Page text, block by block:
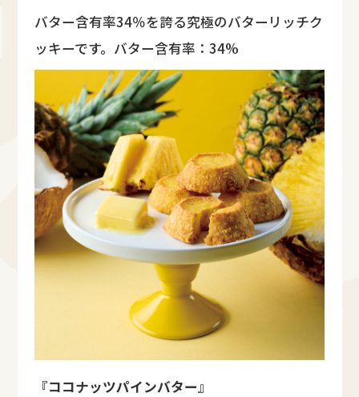
バター含有率34％を誇る究極のバターリッチク
ッキーです。バター含有率：34%
『ココナッツパインバター』